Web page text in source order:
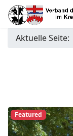
Aktuelle Seite:
Featured